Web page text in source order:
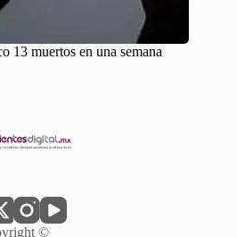
13 muertos en una semana
©